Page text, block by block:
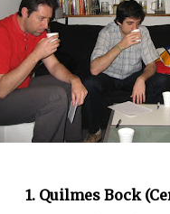
1. Quilmes Bock